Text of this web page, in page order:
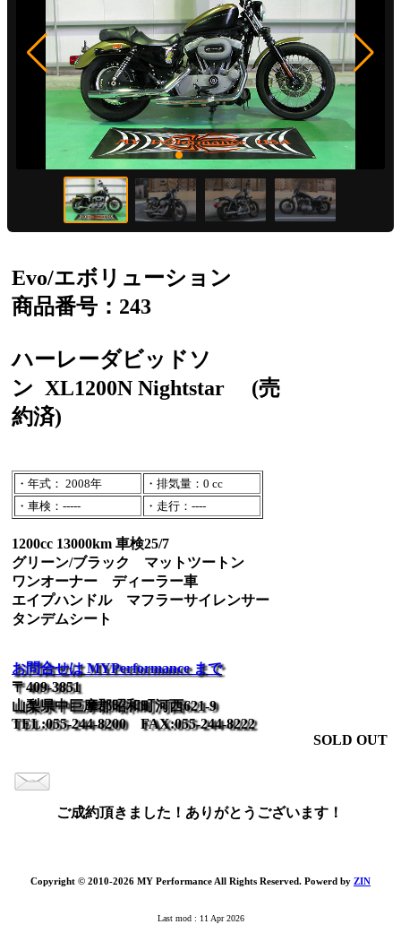
Evo/エボリューション
商品番号：243
ハーレーダビッドソ
ン XL1200N Nightstar
(売
約済)
・年式： 2008年
・排気量：0 cc
・車検：-----
・走行：----
1200cc 13000km 車検25/7
グリーン/ブラック マットツートン
ワンオーナー ディーラー車
エイプハンドル マフラーサイレンサー
タンデムシート
お問合せは MYPerformance まで
〒409-3851
山梨県中巨摩郡昭和町河西621-9
TEL:055-244-8200 FAX:055-244-8222
SOLD OUT
ご成約頂きました！ありがとうございます！
Copyright © 2010-2026 MY Performance All Rights Reserved. Powerd by ZIN
Last mod : 11 Apr 2026